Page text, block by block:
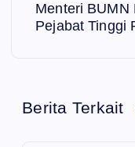
a
Menteri BUMN
Pejabat Tinggi
Berita Terkait